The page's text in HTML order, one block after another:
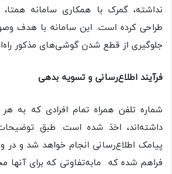
نداشته، گمرک با همکاری سامانه
طراحی کرده است. این سامانه با هدف
جلوگیری از قطع شدن گوشی‌های مذکور
فرآیند اطلاع‌رسانی و تسویه بدهی
شماره تلفن همراه تمام افرادی که به
داشته‌اند، اخذ شده است. طبق
پیامک اطلاع‌رسانی انجام خواهد شد و
فراهم شده که مابه‌تفاوتی که برای آنها